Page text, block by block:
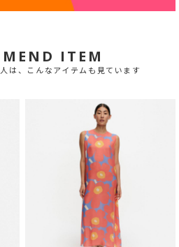
ITEM
は、こんなアイテムも見ています